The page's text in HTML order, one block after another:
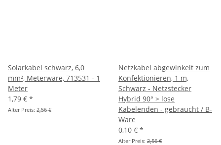
Solarkabel schwarz, 6,0
mm², Meterware, 713531 - 1
Meter
1,79 € *
Alter Preis: 2,56 €
Netzkabel abgewinkelt zum
Konfektionieren, 1 m,
Schwarz - Netzstecker
Hybrid 90° > lose
Kabelenden - gebraucht / B-
Ware
0,10 € *
Alter Preis: 2,56 €